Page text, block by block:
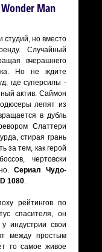
Man
студий, но вместо
Случайный
вчерашнего
Но не ждите
где суперсилы -
актив. Саймон
лепят из
в дубль
Слаттери
стирая грань
за тем, как герой
чертовски
Сериал Чудо-
1080.
рейтингов по
спасителя, он
индустрии свои
между простым
то самое живое